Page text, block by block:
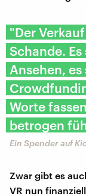
"Der
Schande.
Ansehen,
Worte
betrogen
Ein Spender auf
Zwar gibt es
VR nun